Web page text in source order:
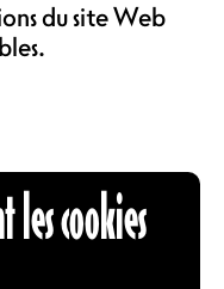
la
La
pour nous
groovy !
!
du site Web
les cookies